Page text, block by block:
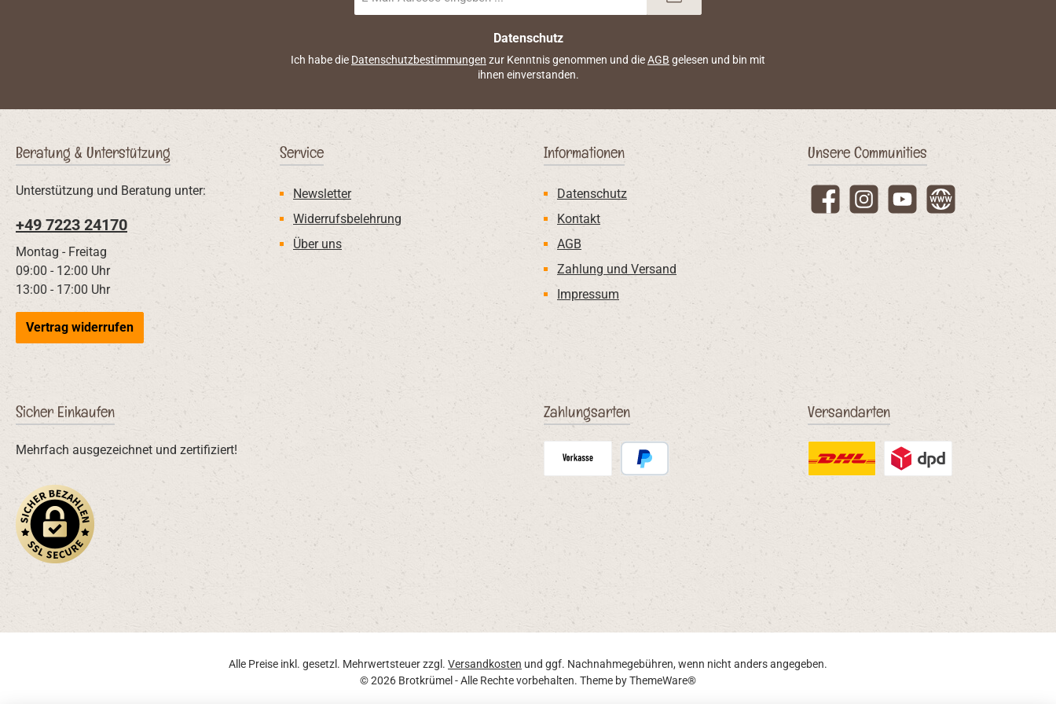
Mail-
Datenschutz
Ich habe die Datenschutzbestimmungen zur Kenntnis genommen und dieAGB gelesen und bin mit
ihnen einverstanden.
Sicher Einkaufen
Mehrfach ausgezeichnet und zertifiziert!
Service
Newsletter
Widerrufsbelehrung
Über uns
Informationen
Datenschutz
Kontakt
AGB
Zahlung und Versand
Impressum
Beratung & Unterstützung
Unterstützung und Beratung unter:
+49 7223 24170
Montag - Freitag
09:00 - 12:00 Uhr
13:00 - 17:00 Uhr
Vertrag widerrufen
Unsere Communities
FacebookInstagramYouTubeWebsite
Zahlungsarten
Vorauskasse
Versandarten
DPD Ausland
Alle Preise inkl. gesetzl. Mehrwertsteuer zzgl. Versandkosten und ggf. Nachnahmegebühren, wenn nicht anders angegeben.
© 2026 Brotkrümel - Alle Rechte vorbehalten. Theme byThemeWare®